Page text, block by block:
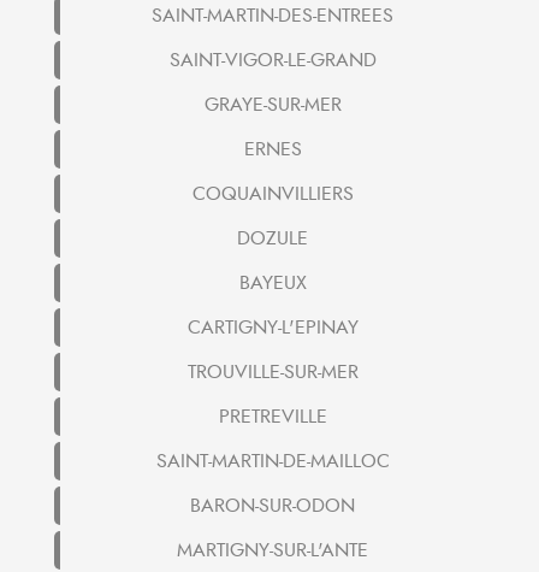
SAINT-MARTIN-DES-ENTREES
SAINT-VIGOR-LE-GRAND
GRAYE-SUR-MER
ERNES
COQUAINVILLIERS
DOZULE
BAYEUX
CARTIGNY-L'EPINAY
TROUVILLE-SUR-MER
PRETREVILLE
SAINT-MARTIN-DE-MAILLOC
BARON-SUR-ODON
MARTIGNY-SUR-L'ANTE